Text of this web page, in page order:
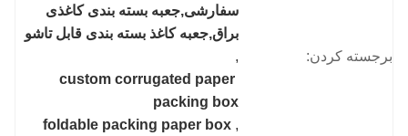
برجسته کردن:
براق,جعبه کاغذ بسته بندی قابل تاشو
,
custom corrugated paper
packing box
,
foldable packing paper box